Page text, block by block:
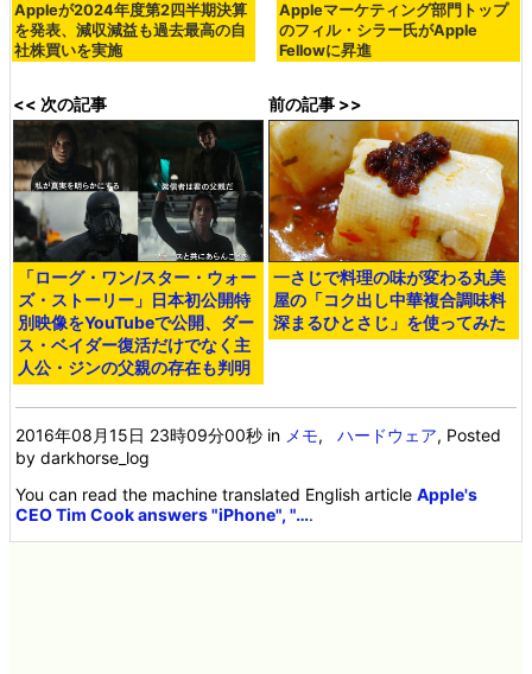
Appleが2024年度第2四半期決算
を発表、減収減益も過去最高の自
社株買いを実施
Appleマーケティング部門トップ
のフィル・シラー氏がApple
Fellowに昇進
<< 次の記事
「ローグ・ワン/スター・ウォー
ズ・ストーリー」日本初公開特
別映像をYouTubeで公開、ダー
ス・ベイダー復活だけでなく主
人公・ジンの父親の存在も判明
前の記事 >>
一さじで料理の味が変わる丸美
屋の「コク出し中華複合調味料
深まるひとさじ」を使ってみた
2016年08月15日 23時09分00秒 in メモ,ハードウェア, Posted
by darkhorse_log
You can read the machine translated English articleApple's
CEO Tim Cook answers "iPhone", "….